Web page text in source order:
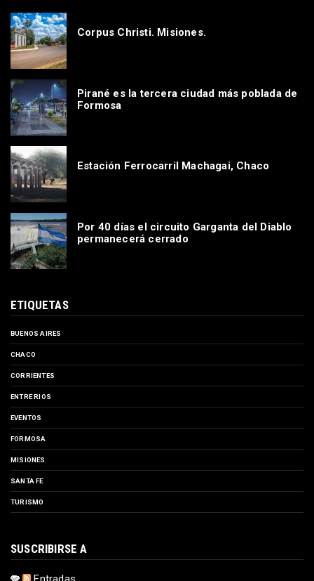
Corpus Christi. Misiones.
Pirané es la tercera ciudad más poblada de
Formosa
Estación Ferrocarril Machagai, Chaco
Por 40 días el circuito Garganta del Diablo
permanecerá cerrado
ETIQUETAS
BUENOS AIRES
CHACO
CORRIENTES
ENTRE RIOS
EVENTOS
FORMOSA
MISIONES
SANTA FE
TURISMO
SUSCRIBIRSE A